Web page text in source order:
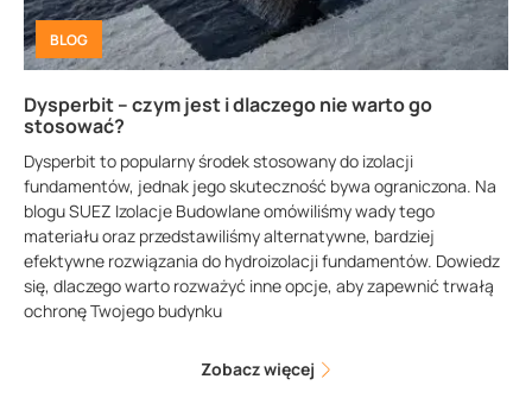
BLOG
Dysperbit – czym jest i dlaczego nie warto go
stosować?
Dysperbit to popularny środek stosowany do izolacji
fundamentów, jednak jego skuteczność bywa ograniczona. Na
blogu SUEZ Izolacje Budowlane omówiliśmy wady tego
materiału oraz przedstawiliśmy alternatywne, bardziej
efektywne rozwiązania do hydroizolacji fundamentów. Dowiedz
się, dlaczego warto rozważyć inne opcje, aby zapewnić trwałą
ochronę Twojego budynku
Zobacz więcej